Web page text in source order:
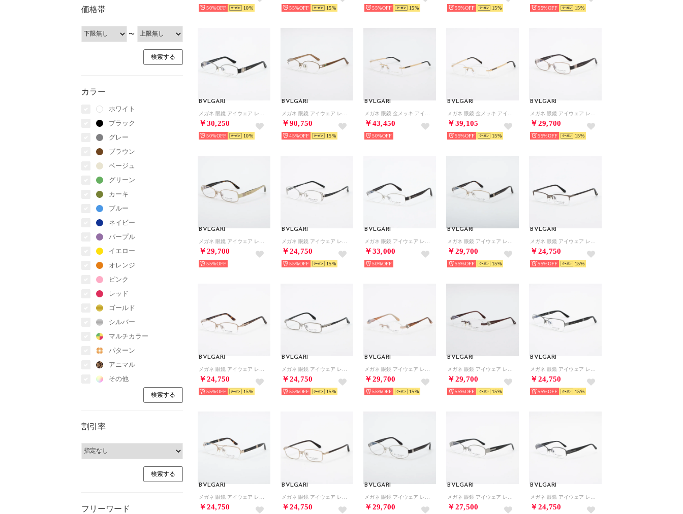
価格帯
〜
カラー
ホワイト
ブラック
グレー
ブラウン
ベージュ
グリーン
カーキ
ブルー
ネイビー
パープル
イエロー
オレンジ
ピンク
レッド
ゴールド
シルバー
マルチカラー
パターン
アニマル
その他
割引率
フリーワード
50% 10 55% 15 55% 15 55% 15 55% 15
BVLGARI
￥30,250
50% 10
BVLGARI
￥90,750
45% 15
BVLGARI
￥43,450
50%
BVLGARI
￥39,105
55% 15
BVLGARI
￥29,700
55% 15
BVLGARI
￥29,700
55%
BVLGARI
￥24,750
55% 15
BVLGARI
￥33,000
50%
BVLGARI
￥29,700
55% 15
BVLGARI
￥24,750
55% 15
BVLGARI
￥24,750
55% 15
BVLGARI
￥24,750
55% 15
BVLGARI
￥29,700
55% 15
BVLGARI
￥29,700
55% 15
BVLGARI
￥24,750
55% 15
BVLGARI
￥24,750
BVLGARI
￥24,750
BVLGARI
￥29,700
BVLGARI
￥27,500
BVLGARI
￥24,750